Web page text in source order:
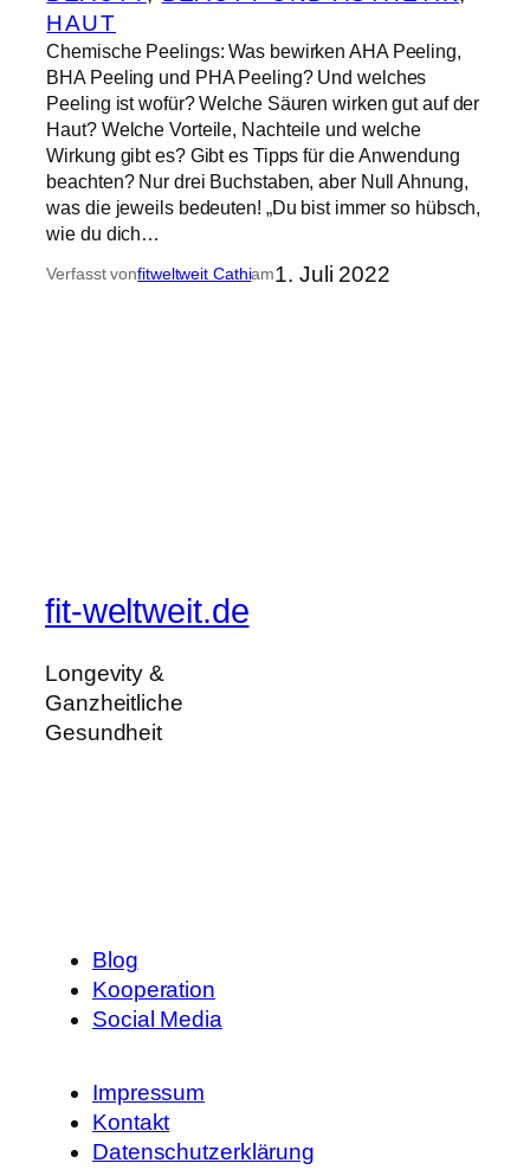
HAUT
Chemische Peelings: Was bewirken AHA Peeling,
BHA Peeling und PHA Peeling? Und welches
Peeling ist wofür? Welche Säuren wirken gut auf der
Haut? Welche Vorteile, Nachteile und welche
Wirkung gibt es? Gibt es Tipps für die Anwendung
beachten? Nur drei Buchstaben, aber Null Ahnung,
was die jeweils bedeuten! „Du bist immer so hübsch,
wie du dich…
Verfasst vonfitweltweit Cathiam1. Juli 2022
fit-weltweit.de
Longevity &
Ganzheitliche
Gesundheit
Blog
Kooperation
Social Media
Impressum
Kontakt
Datenschutzerklärung